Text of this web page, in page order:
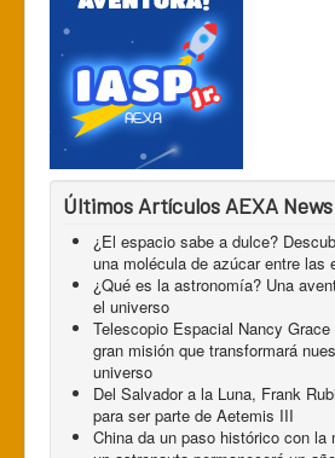
Últimos Artículos AEXA News
¿El espacio sabe a dulce?
una molécula de azúcar entre las
¿Qué es la astronomía? Una
el universo
Telescopio Espacial Nancy
gran misión que transformará
universo
Del Salvador a la Luna, Frank
para ser parte de Aetemis III
China da un paso histórico con la